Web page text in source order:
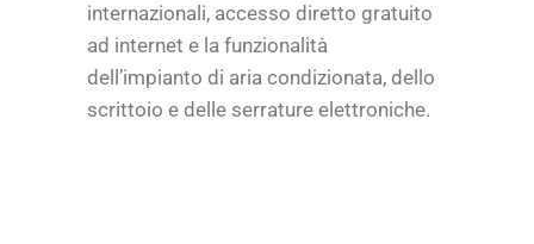
internazionali, accesso diretto gratuito
ad internet e la funzionalità
dell’impianto di aria condizionata, dello
scrittoio e delle serrature elettroniche.